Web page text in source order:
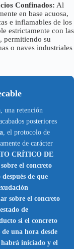
Confinados: Al
en base acuosa,
e inflamables de los
estrictamente con las
permitiendo su
o naves industriales
una retención
posteriores
, el protocolo de
de carácter
CRÍTICO DE
el concreto
de que
sobre el concreto
de
si el concreto
una hora desde
iniciado y el